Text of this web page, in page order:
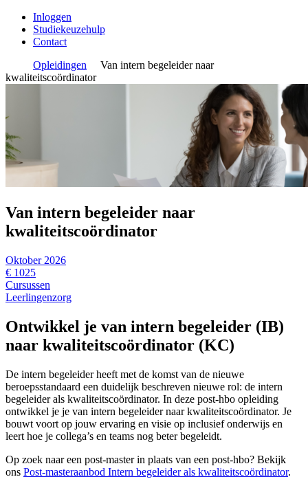
Inloggen
Studiekeuzehulp
Contact
Opleidingen
Van intern begeleider naar
kwaliteitscoördinator
Van intern begeleider naar
kwaliteitscoördinator
Oktober 2026
€ 1025
Cursussen
Leerlingenzorg
Ontwikkel je van intern begeleider (IB)
naar kwaliteitscoördinator (KC)
De intern begeleider heeft met de komst van de nieuwe
beroepsstandaard een duidelijk beschreven nieuwe rol: de intern
begeleider als kwaliteitscoördinator. In deze post-hbo opleiding
ontwikkel je je van intern begeleider naar kwaliteitscoördinator. Je
bouwt voort op jouw ervaring en visie op inclusief onderwijs en
leert hoe je collega’s en teams nog beter begeleidt.
Op zoek naar een post-master in plaats van een post-hbo? Bekijk
ons Post-masteraanbod Intern begeleider als kwaliteitscoördinator.